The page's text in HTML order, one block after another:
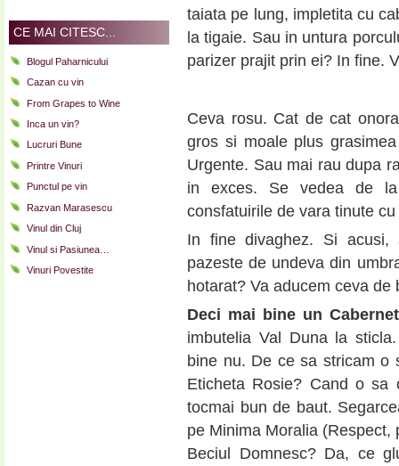
CE MAI CITESC...
Blogul Paharnicului
Cazan cu vin
From Grapes to Wine
Inca un vin?
Lucruri Bune
Printre Vinuri
Punctul pe vin
Razvan Marasescu
Vinul din Cluj
Vinul si Pasiunea…
Vinuri Povestite
taiata pe lung, impletita cu
la tigaie. Sau in untura
parizer prajit prin ei? In fine.
Ceva rosu. Cat de cat
gros si moale plus
Urgente. Sau mai rau dupa
in exces. Se vedea de
consfatuirile de vara tinute
In fine divaghez. Si
pazeste de undeva din
hotarat? Va aducem ceva de
Deci mai bine un
imbutelia Val Duna la
bine nu. De ce sa stricam o
Eticheta Rosie? Cand o
tocmai bun de baut.
pe Minima Moralia
Beciul Domnesc? Da, ce